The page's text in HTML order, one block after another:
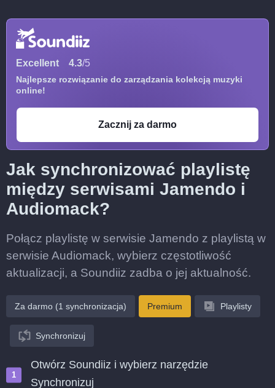
Excellent 4.3/5
Najlepsze rozwiązanie do zarządzania kolekcją muzyki
online!
Zacznij za darmo
Jak synchronizować playlistę
między serwisami Jamendo i
Audiomack?
Połącz playlistę w serwisie Jamendo z playlistą w
serwisie Audiomack, wybierz częstotliwość
aktualizacji, a Soundiiz zadba o jej aktualność.
Za darmo (1 synchronizacja) Premium Playlisty
Synchronizuj
Otwórz Soundiiz i wybierz narzędzie
Synchronizuj